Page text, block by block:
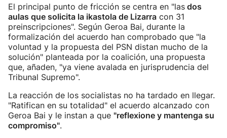
El principal punto de fricción se centra en "las dos
aulas que solicita la ikastola de Lizarra con 31
preinscripciones". Según Geroa Bai, durante la
formalización del acuerdo han comprobado que "la
voluntad y la propuesta del PSN distan mucho de la
solución" planteada por la coalición, una propuesta
que, añaden, "ya viene avalada en jurisprudencia del
Tribunal Supremo".
La reacción de los socialistas no ha tardado en llegar.
"Ratifican en su totalidad" el acuerdo alcanzado con
Geroa Bai y le instan a que "reflexione y mantenga su
compromiso".